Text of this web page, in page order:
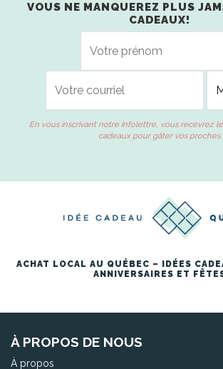
VOUS NE MANQUEREZ PLUS
CADEAUX!
En vous inscrivant notre infolettre, vous recevrez
cadeaux pour gâter vos proches.
ACHAT LOCAL AU QUÉBEC – IDÉES
ANNIVERSAIRES ET
À PROPOS DE NOUS
À propos